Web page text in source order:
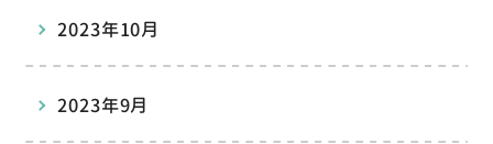
2023年10月
2023年9月